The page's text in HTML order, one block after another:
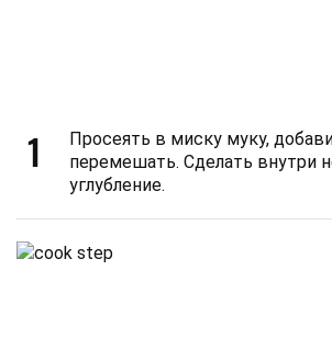
1
Просеять в миску муку,
перемешать. Сделать внутри
углубление.